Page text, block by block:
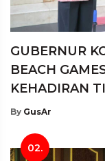
GUBERNUR
BEACH
KEHADIRAN
By GusAr
02.